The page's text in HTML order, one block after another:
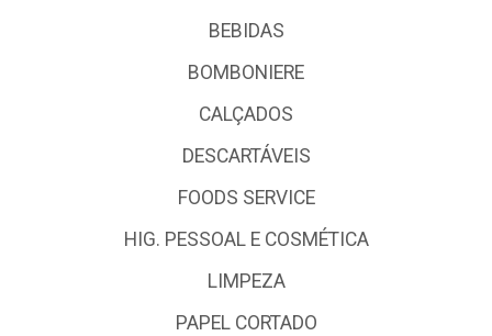
BEBIDAS
BOMBONIERE
CALÇADOS
DESCARTÁVEIS
FOODS SERVICE
HIG. PESSOAL E COSMÉTICA
LIMPEZA
PAPEL CORTADO